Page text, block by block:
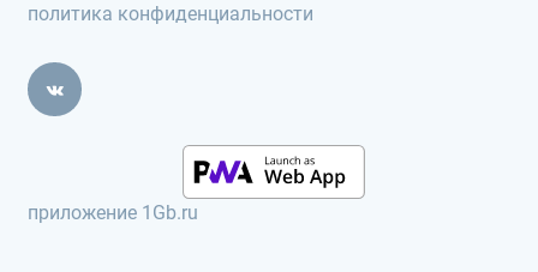
политика конфиденциальности
приложение 1Gb.ru